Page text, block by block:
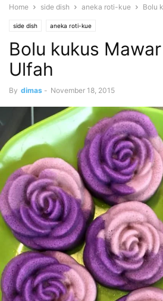
Home side dish aneka roti-kue Bolu
side dish aneka roti-kue
Bolu kukus
Ulfah
By dimas - November 18, 2015